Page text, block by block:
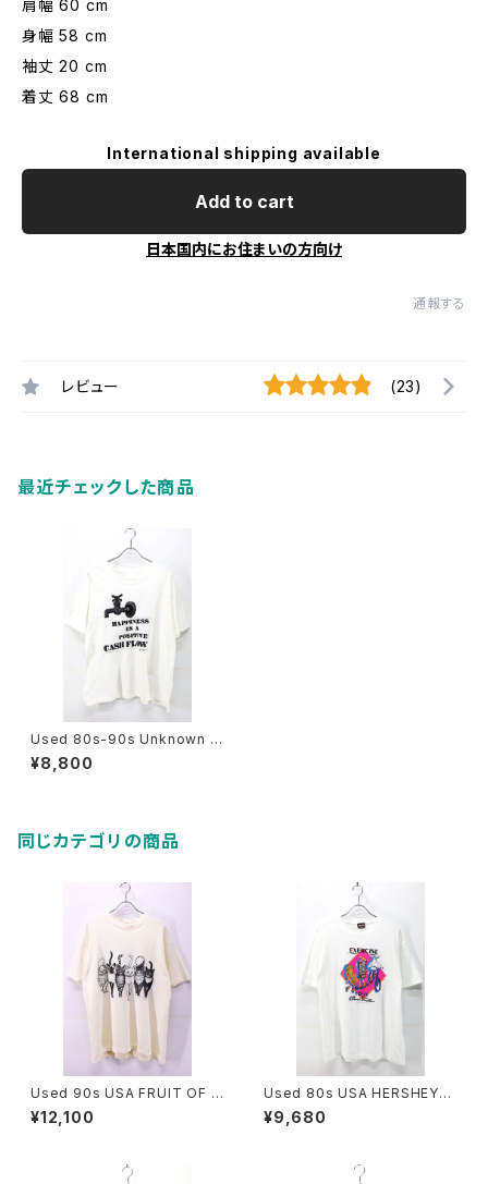
肩幅 60 cm
身幅 58 cm
袖丈 20 cm
着丈 68 cm
International shipping available
Add to cart
日本国内にお住まいの方向け
通報する
レビュー (23)
最近チェックした商品
Used 80s-90s Unknown F
aucet Art Message Graphi
c T-Shirt Size XL 相当 古着
¥8,800
同じカテゴリの商品
Used 90s USA FRUIT OF T
HE LOOM 6Cats Double Si
de Animal Graphic T-Shirt
¥12,100
Used 80s USA HERSHEYS
EXERCISE Your Good Tast
e Chocolate Graphic T-Shi
¥9,680